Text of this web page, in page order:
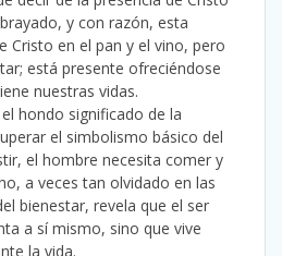
y con razón, esta
Cristo en el pan y el vino, pero
está presente ofreciéndose
nuestras vidas.
hondo significado de la
el simbolismo básico del
el hombre necesita comer y
a veces tan olvidado en las
bienestar, revela que el ser
a sí mismo, sino que vive
la vida.